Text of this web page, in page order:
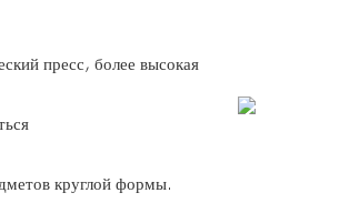
пресс, более высокая
круглой формы.